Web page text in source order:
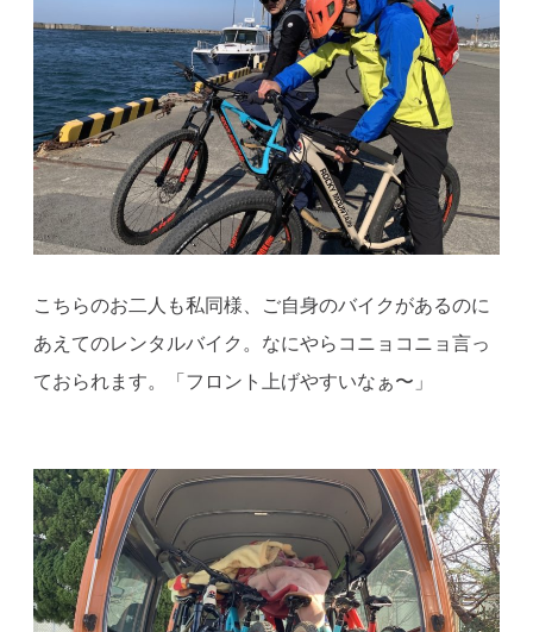
こちらのお二人も私同様、ご自身のバイクがあるのに
あえてのレンタルバイク。なにやらコニョコニョ言っ
ておられます。「フロント上げやすいなぁ〜」